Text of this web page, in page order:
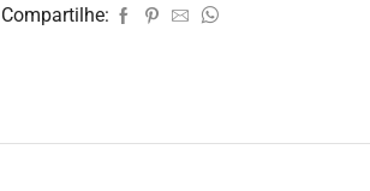
Compartilhe: